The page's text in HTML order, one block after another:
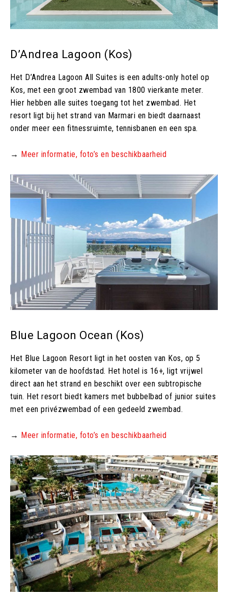
D’Andrea Lagoon (Kos)
Het D’Andrea Lagoon All Suites is een adults-only hotel op
Kos, met een groot zwembad van 1800 vierkante meter.
Hier hebben alle suites toegang tot het zwembad. Het
resort ligt bij het strand van Marmari en biedt daarnaast
onder meer een fitnessruimte, tennisbanen en een spa.
→ Meer informatie, foto’s en beschikbaarheid
Blue Lagoon Ocean (Kos)
Het Blue Lagoon Resort ligt in het oosten van Kos, op 5
kilometer van de hoofdstad. Het hotel is 16+, ligt vrijwel
direct aan het strand en beschikt over een subtropische
tuin. Het resort biedt kamers met bubbelbad of junior suites
met een privézwembad of een gedeeld zwembad.
→ Meer informatie, foto’s en beschikbaarheid